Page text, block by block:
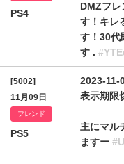
PS4
DMZフレ
す！キレ
す！30代
す .
[5002]
11月09日
フレンド
PS5
2023-11-
表示期限
主にマル
ますー